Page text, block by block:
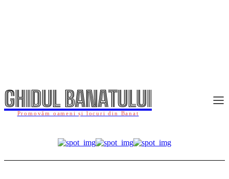
GHIDUL BANATULUI
Promovăm oameni și locuri din Banat